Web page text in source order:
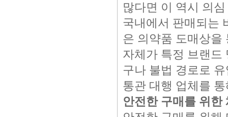
많다면 이 역시 의
국내에서 판매되는
은 의약품 도매상을
자체가 특정 브랜드
구나 불법 경로로
통관 대행 업체를
안전한 구매를 위한